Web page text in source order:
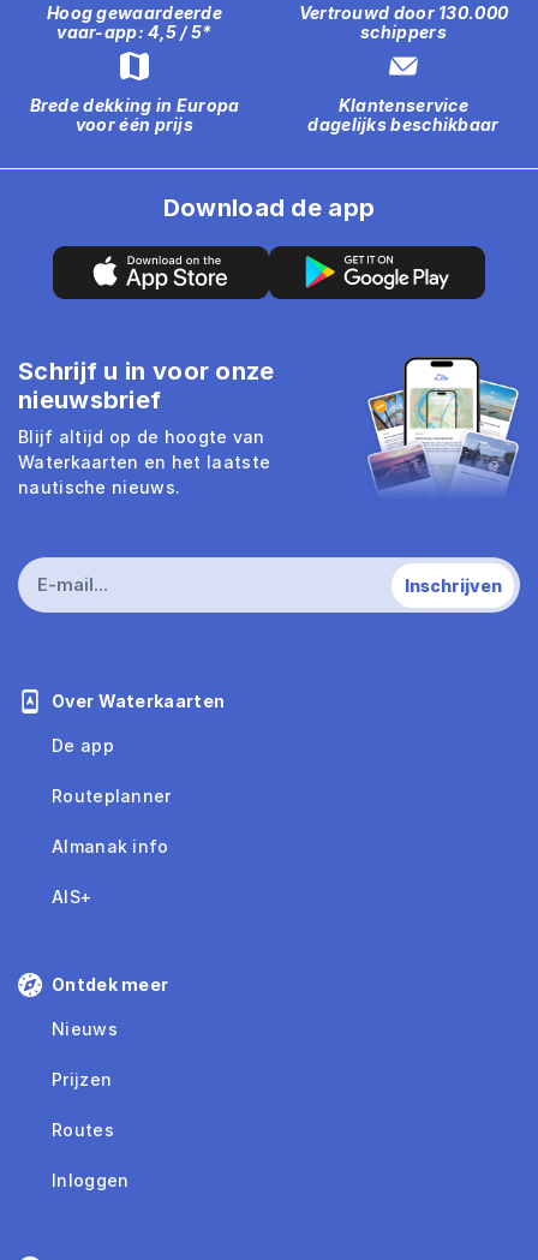
Hoog gewaardeerde
vaar-app: 4,5 / 5*
Vertrouwd door 130.000
schippers
Brede dekking in Europa
voor één prijs
Klantenservice
dagelijks beschikbaar
Over Waterkaarten
De app
Routeplanner
Almanak info
AIS+
Ontdek meer
Nieuws
Prijzen
Routes
Inloggen
Download de app
Schrijf u in voor onze
nieuwsbrief
Blijf altijd op de hoogte van
Waterkaarten en het laatste
nautische nieuws.